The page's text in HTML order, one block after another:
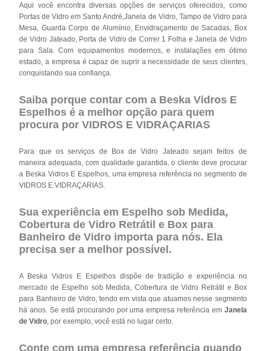
Aqui você encontra diversas opções de serviços oferecidos, como
Portas de Vidro em Santo André,Janela de Vidro, Tampo de Vidro para
Mesa, Guarda Corpo de Alumínio, Envidraçamento de Sacadas, Box
de Vidro Jateado, Porta de Vidro de Correr 1 Folha e Janela de Vidro
para Sala. Com equipamentos modernos, e instalações em ótimo
estado, a empresa é capaz de suprir a necessidade de seus clientes,
conquistando sua confiança.
Saiba porque contar com a Beska Vidros E
Espelhos é a melhor opção para quem
procura por VIDROS E VIDRAÇARIAS
Para que os serviços de Box de Vidro Jateado sejam feitos de
maneira adequada, com qualidade garantida, o cliente deve procurar
a Beska Vidros E Espelhos, uma empresa referência no segmento de
VIDROS E VIDRAÇARIAS.
Sua experiência em Espelho sob Medida,
Cobertura de Vidro Retrátil e Box para
Banheiro de Vidro importa para nós. Ela
precisa ser a melhor possível.
A Beska Vidros E Espelhos dispõe de tradição e experiência no
mercado de Espelho sob Medida, Cobertura de Vidro Retrátil e Box
para Banheiro de Vidro, tendo em vista que atuamos nesse segmento
há anos. Se está procurando por uma empresa referência em Janela
de Vidro , por exemplo, você está no lugar certo.
Conte com uma empresa referência quando